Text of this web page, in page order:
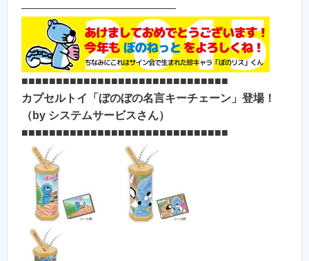
——————————————
■■■■■■■■■■■■■■■■■■■■■■■■■■■■■■
カプセルトイ「ぼのぼの名言キーチェーン」登場！
（by システムサービスさん）
■■■■■■■■■■■■■■■■■■■■■■■■■■■■■■